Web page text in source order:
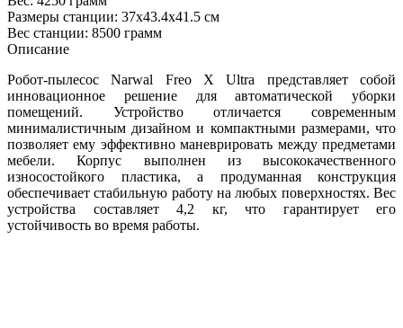
Размеры станции: 37x43.4x41.5 см
Вес станции: 8500 грамм
Описание
Робот-пылесос Narwal Freo X Ultra представляет собой
инновационное решение для автоматической уборки
помещений. Устройство отличается современным
минималистичным дизайном и компактными размерами, что
позволяет ему эффективно маневрировать между предметами
мебели. Корпус выполнен из высококачественного
износостойкого пластика, а продуманная конструкция
обеспечивает стабильную работу на любых поверхностях. Вес
устройства составляет 4,2 кг, что гарантирует его
устойчивость во время работы.